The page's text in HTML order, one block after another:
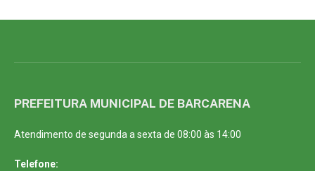
PREFEITURA MUNICIPAL DE BARCARENA
Atendimento de segunda a sexta de 08:00 às 14:00
Telefone: